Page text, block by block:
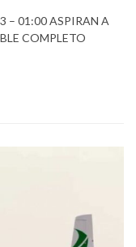
– 01:00 ASPIRAN A
COMPLETO